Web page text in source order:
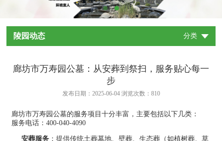
陵园动态 分类
廊坊市万寿园公墓：从安葬到祭扫，服务贴心每一
步
发布日期：2025-06-04 浏览次数： 810
廊坊市万寿园公墓的服务项目十分丰富，主要包括以下几类：
服务电话：400-040-4090
安葬服务 ：提供传统土葬墓地、壁葬、生态葬（如植树葬、草